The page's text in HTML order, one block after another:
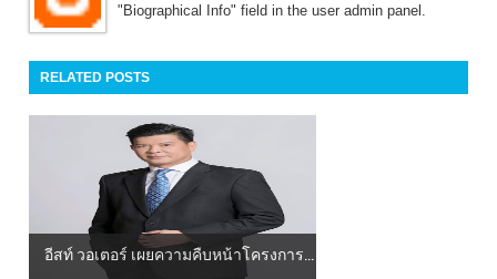
"Biographical Info" field in the user admin panel.
RELATED POSTS
อีสท์ วอเตอร์ เผยความคืบหน้าโครงการ...